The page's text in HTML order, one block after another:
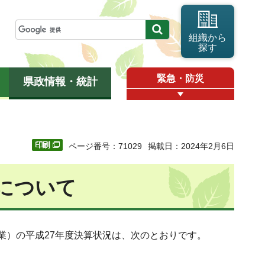
組織から
探す
県政情報・統計 緊急・防災
ページ番号：71029 掲載日：2024年2月6日
ついて
の平成27年度決算状況は、次のとおりです。